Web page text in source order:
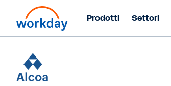
Prodotti Settori